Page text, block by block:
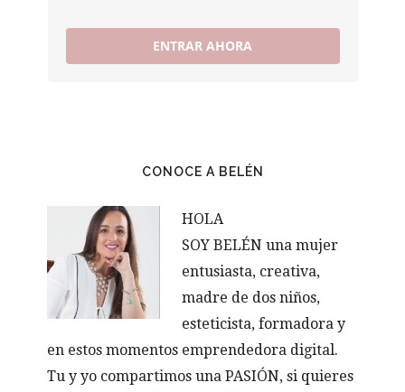
ENTRAR AHORA
CONOCE A BELÉN
HOLA
SOY BELÉN una mujer
entusiasta, creativa,
madre de dos niños,
esteticista, formadora y
en estos momentos emprendedora digital.
Tu y yo compartimos una PASIÓN, si quieres